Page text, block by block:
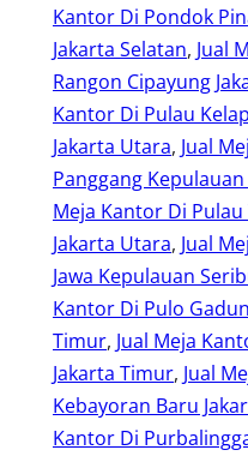
Kantor Di Pondok
Jakarta Selatan, Jual
Rangon Cipayung
Kantor Di Pulau
Jakarta Utara, Jual
Panggang
Meja Kantor Di
Jakarta Utara, Jual
Jawa Kepulauan
Kantor Di Pulo
Timur, Jual Meja
Jakarta Timur, Jual
Kebayoran Baru
Kantor Di